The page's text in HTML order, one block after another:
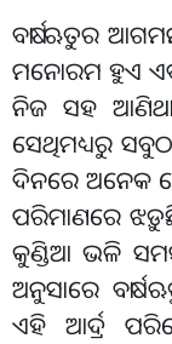
ବର୍ଷା ଋତୁର
ମନୋରମ ହୁଏ
ନିଜ ସହ ଆଣିଥାଏ
ସେଥିମଧ୍ୟରୁ
ଦିନରେ ଅନେକ
ପରିମାଣରେ
କୁଣ୍ଡିଆ ଭଳି
ଅନୁସାରେ ବର୍ଷା
ଏହି ଆର୍ଦ୍ର